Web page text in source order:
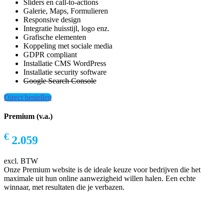
Sliders en call-to-actions
Galerie, Maps, Formulieren
Responsive design
Integratie huisstijl, logo enz.
Grafische elementen
Koppeling met sociale media
GDPR compliant
Installatie CMS WordPress
Installatie security software
Google Search Console
Direct bestellen
Premium (v.a.)
€ 2.059
excl. BTW
Onze Premium website is de ideale keuze voor bedrijven die het
maximale uit hun online aanwezigheid willen halen. Een echte
winnaar, met resultaten die je verbazen.